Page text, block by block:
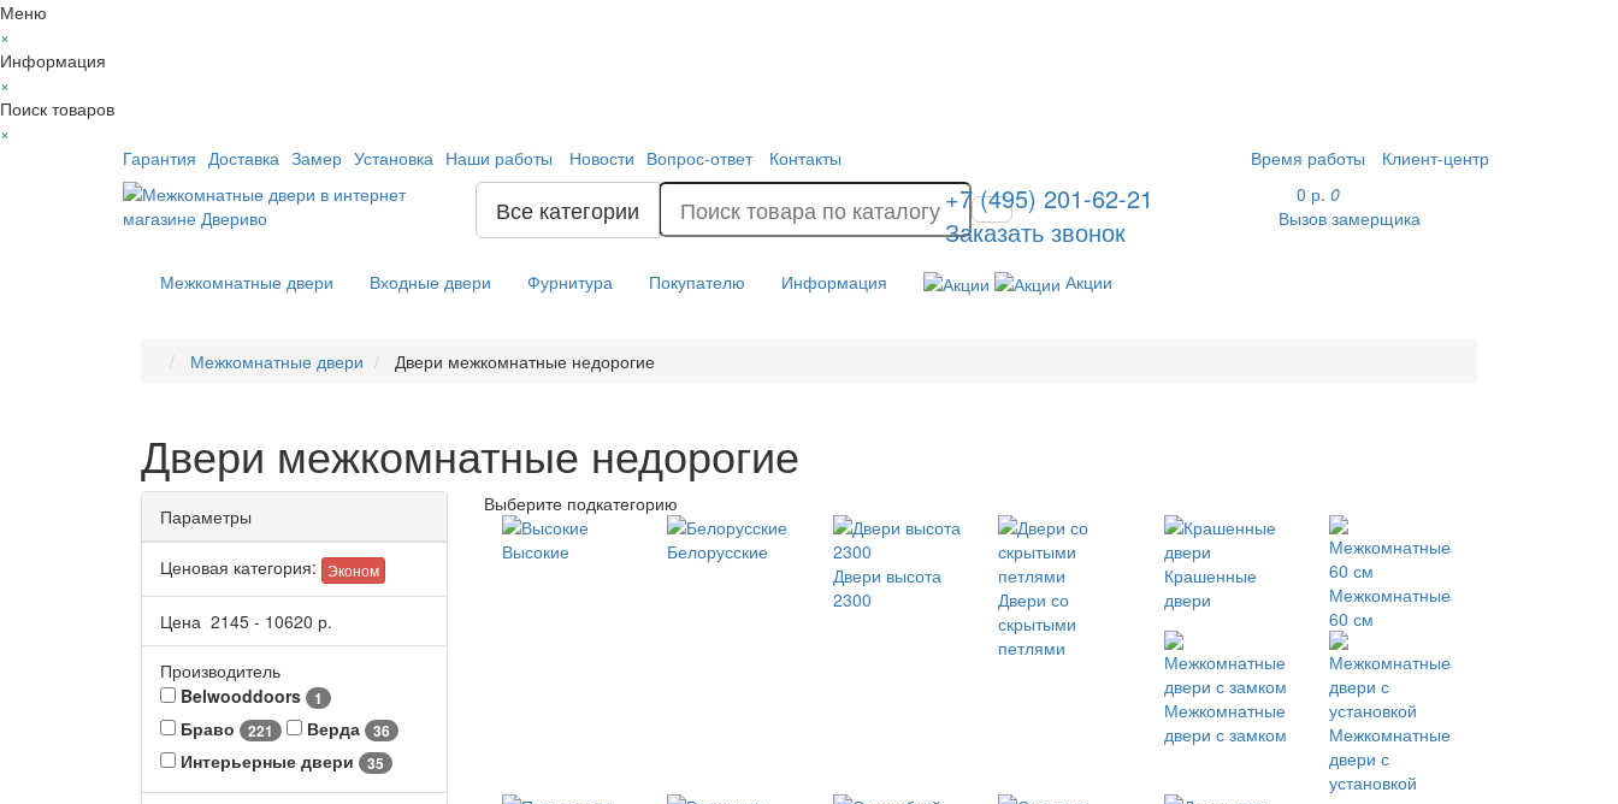
Меню
×
Информация
×
Поиск товаров
×
Гарантия Доставка Замер Установка Наши работы Новости Вопрос-ответ Контакты Время работы Клиент-центр
Все категории
+7 (495) 201-62-21
Заказать звонок
0 р. 0
Вызов замерщика
Межкомнатные двери Входные двери Фурнитура Покупателю Информация Акции
Межкомнатные двери Двери межкомнатные недорогие
Двери межкомнатные недорогие
Параметры
Ценовая категория: Эконом
Цена 2145 - 10620 р.
Производитель
Belwooddoors
1
Браво 221 Верда 36
Интерьерные двери 35
Выберите подкатегорию
Высокие
Белорусские
Двери высота
2300
Двери со
скрытыми
петлями
Крашенные
двери
Межкомнатные
60 см
Межкомнатные
двери с замком
Межкомнатные
двери с
установкой